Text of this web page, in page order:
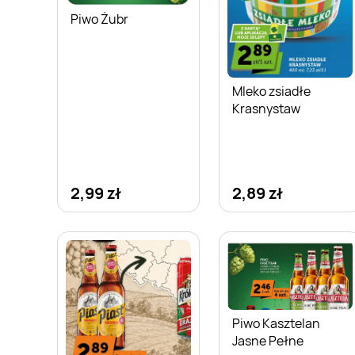
Piwo Żubr
2,99 zł
Mleko zsiadłe
Krasnystaw
2,89 zł
Piwo Kasztelan
Jasne Pełne